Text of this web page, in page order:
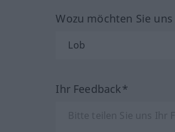
Wozu möchten Sie
Ihr Feedback*